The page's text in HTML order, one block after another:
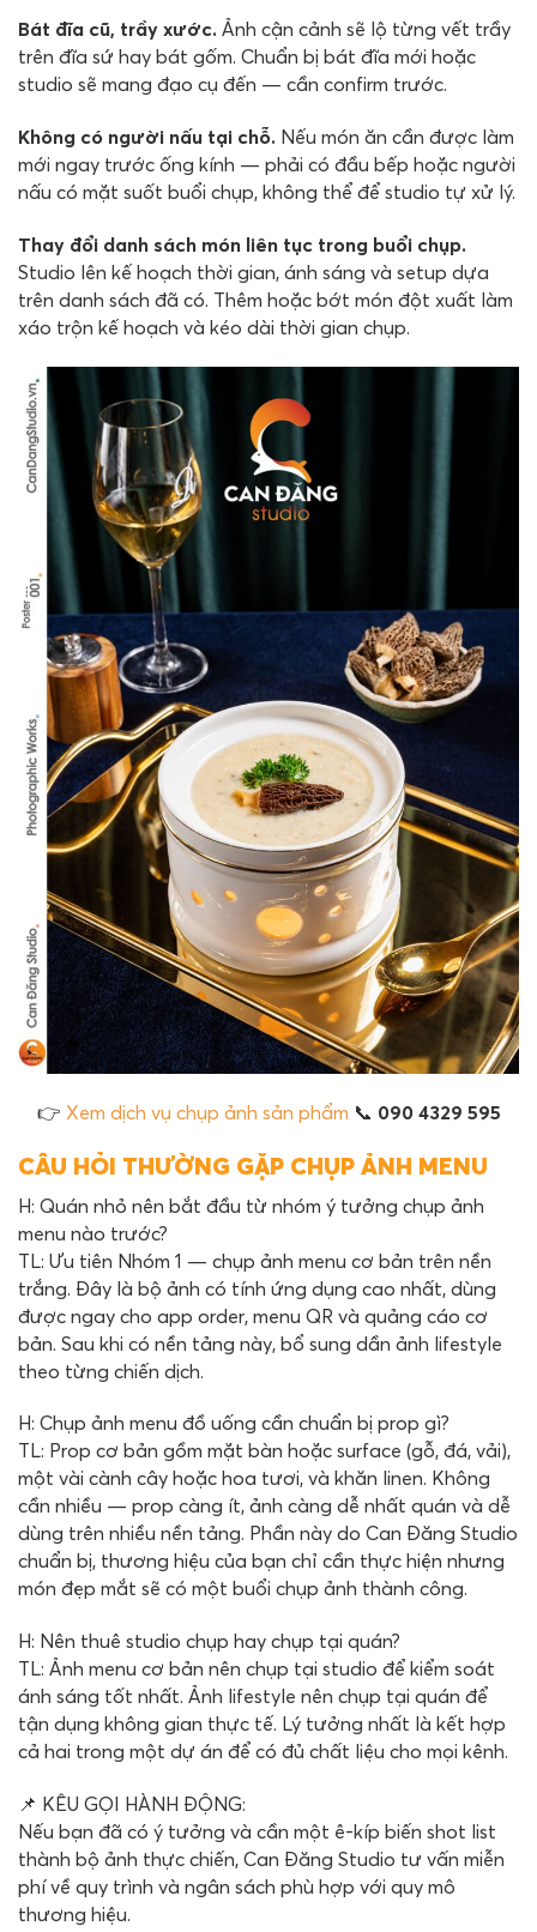
Bát đĩa cũ, trầy xước. Ảnh cận cảnh sẽ lộ từng vết trầy
trên đĩa sứ hay bát gốm. Chuẩn bị bát đĩa mới hoặc
studio sẽ mang đạo cụ đến — cần confirm trước.
Không có người nấu tại chỗ. Nếu món ăn cần được làm
mới ngay trước ống kính — phải có đầu bếp hoặc người
nấu có mặt suốt buổi chụp, không thể để studio tự xử lý.
Thay đổi danh sách món liên tục trong buổi chụp.
Studio lên kế hoạch thời gian, ánh sáng và setup dựa
trên danh sách đã có. Thêm hoặc bớt món đột xuất làm
xáo trộn kế hoạch và kéo dài thời gian chụp.
👉 Xem dịch vụ chụp ảnh sản phẩm 📞 090 4329 595
CÂU HỎI THƯỜNG GẶP CHỤP ẢNH MENU
H: Quán nhỏ nên bắt đầu từ nhóm ý tưởng chụp ảnh
menu nào trước?
TL: Ưu tiên Nhóm 1 — chụp ảnh menu cơ bản trên nền
trắng. Đây là bộ ảnh có tính ứng dụng cao nhất, dùng
được ngay cho app order, menu QR và quảng cáo cơ
bản. Sau khi có nền tảng này, bổ sung dần ảnh lifestyle
theo từng chiến dịch.
H: Chụp ảnh menu đồ uống cần chuẩn bị prop gì?
TL: Prop cơ bản gồm mặt bàn hoặc surface (gỗ, đá, vải),
một vài cành cây hoặc hoa tươi, và khăn linen. Không
cần nhiều — prop càng ít, ảnh càng dễ nhất quán và dễ
dùng trên nhiều nền tảng. Phần này do Can Đăng Studio
chuẩn bị, thương hiệu của bạn chỉ cần thực hiện nhưng
món đẹp mắt sẽ có một buổi chụp ảnh thành công.
H: Nên thuê studio chụp hay chụp tại quán?
TL: Ảnh menu cơ bản nên chụp tại studio để kiểm soát
ánh sáng tốt nhất. Ảnh lifestyle nên chụp tại quán để
tận dụng không gian thực tế. Lý tưởng nhất là kết hợp
cả hai trong một dự án để có đủ chất liệu cho mọi kênh.
📌 KÊU GỌI HÀNH ĐỘNG:
Nếu bạn đã có ý tưởng và cần một ê-kíp biến shot list
thành bộ ảnh thực chiến, Can Đăng Studio tư vấn miễn
phí về quy trình và ngân sách phù hợp với quy mô
thương hiệu.